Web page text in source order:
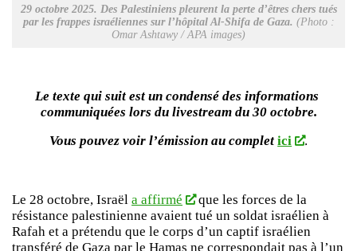
29 octobre 2025. Des Palestiniens pleurent la perte d’êtres chers tués
par les frappes israéliennes sur l’hôpital Al-Shifa de Gaza. (Photo :
Omar Ashtawy / APA images)
Le texte qui suit est un condensé des informations
communiquées lors du livestream du 30 octobre.
Vous pouvez voir l’émission au complet ici .
Le 28 octobre, Israël a affirmé
que les forces de la
résistance palestinienne avaient tué un soldat israélien à
Rafah et a prétendu que le corps d’un captif israélien
transféré de Gaza par le Hamas ne correspondait pas à l’un